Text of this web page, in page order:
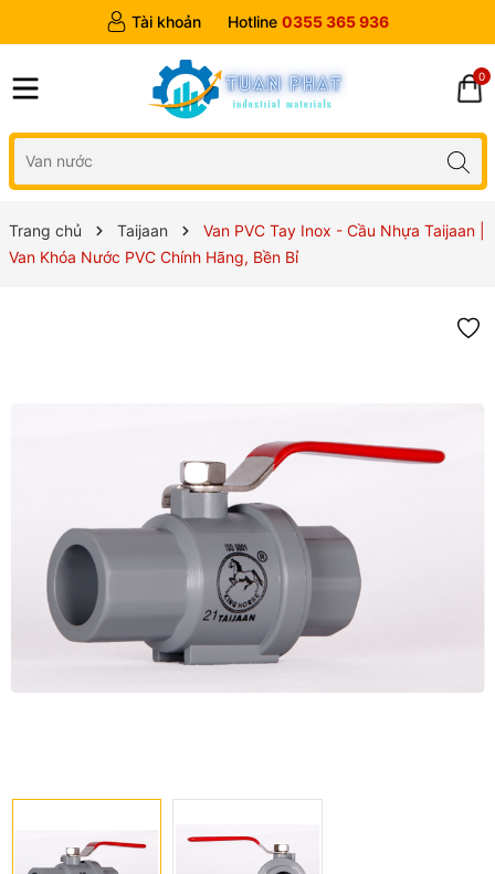
Tài khoản Hotline 0355 365 936
0
Trang chủ Taijaan
Van PVC Tay Inox - Cầu Nhựa Taijaan |
Van Khóa Nước PVC Chính Hãng, Bền Bỉ